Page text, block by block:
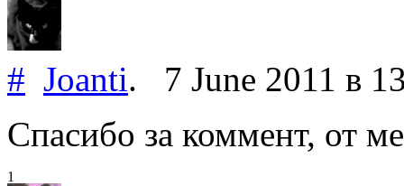
# Joanti. 7 June 2011 в
Спасибо за коммент, от
1